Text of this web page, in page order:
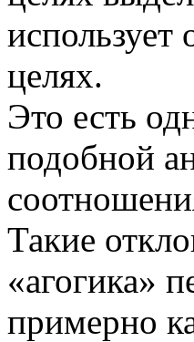
использует
целях.
Это есть
подобной
Такие
«агогика»
примерно